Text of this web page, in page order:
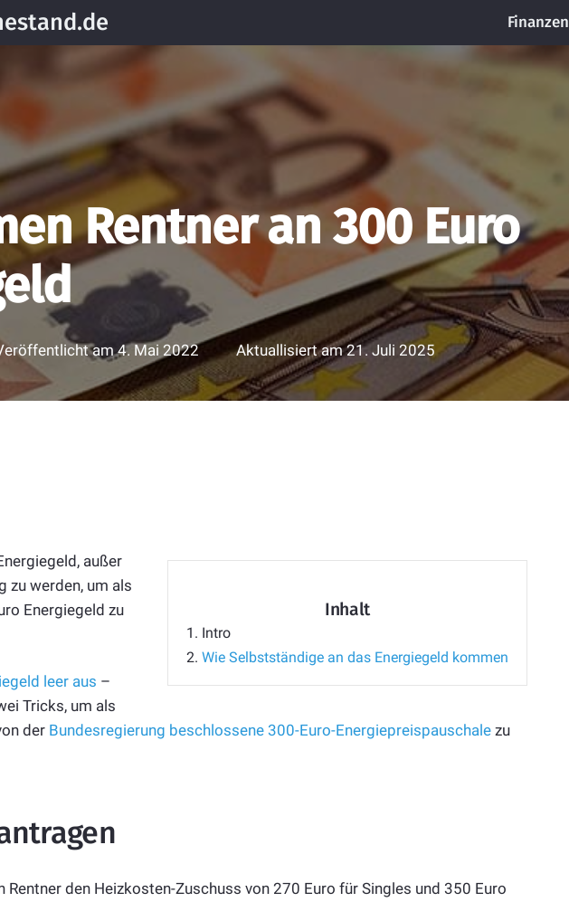
Finanzen
Rentner an 300 Euro
am4. Mai 2022 Aktuallisiert am21. Juli 2025
Inhalt
1. Intro
2. Wie Selbstständige an das Energiegeld kommen
außer
zu werden, um als
Energiegeld zu
leer aus –
Tricks, um als
der Bundesregierung beschlossene 300-Euro-Energiepreispauschale zu
den Heizkosten-Zuschuss von 270 Euro für Singles und 350 Euro